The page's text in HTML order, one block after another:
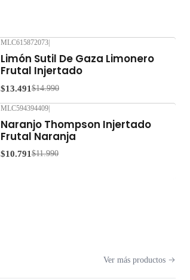
MLC615872073
Limón Sutil De Gaza Limonero
Frutal Injertado
$13.491 $14.990
MLC594394409|
Naranjo Thompson Injertado
Frutal Naranja
$10.791 $11.990
Ver más productos